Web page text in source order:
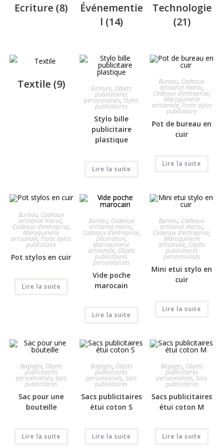
Ecriture (8)
Événementie
l (14)
Technologie
(21)
Textile (9) Ecriture, Objets
publicitaires
personnalisés,Stylos
publicitaires
Stylo bille
publicitaire
plastique
Lire la suite
Bureau, Cadeaux
artisanat maroc,
Cadeaux d'entreprise,
Maroquinerie
artisanale,Porte stylos
publicitaire
Pot de bureau en
cuir
Lire la suite
Bureau, Cadeaux
artisanat maroc,
Cadeaux d'entreprise,
Maroquinerie
artisanale,Porte stylos
publicitaire
Pot stylos en cuir
Lire la suite
Bureau, Cadeaux
artisanat maroc,
Cadeaux d'entreprise,
Décoration,
Maroquinerie
artisanale, Objets
publicitaires
personnalisés
Vide poche
marocain
Lire la suite
Bureau, Cadeaux
artisanat maroc,
Cadeaux d'entreprise,
Maroquinerie
artisanale, Objets
publicitaires
personnalisés
Mini etui stylo en
cuir
Lire la suite
Bagages, Objets
publicitaires
personnalisés, Sacs
publicitaires
Sac pour une
bouteille
Lire la suite
Bagages, Objets
publicitaires
personnalisés, Sacs
publicitaires
Sacs publicitaires
étui coton S
Lire la suite
Bagages, Objets
publicitaires
personnalisés,Sacs
publicitaires
Sacs publicitaires
étui coton M
Lire la suite